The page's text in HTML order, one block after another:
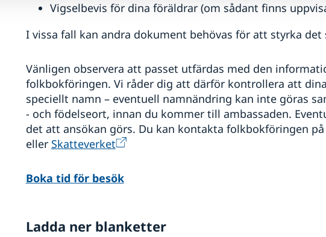
Vigselbevis för dina föräldrar (om sådant finns
I vissa fall kan andra dokument behövas för att styrka det
Vänligen observera att passet utfärdas med den
folkbokföringen. Vi råder dig att därför kontrollera att
speciellt namn – eventuell namnändring kan inte göras
- och födelseort, innan du kommer till ambassaden.
det att ansökan görs. Du kan kontakta folkbokföringen på
eller Skatteverket
Boka tid för besök
Ladda ner blanketter